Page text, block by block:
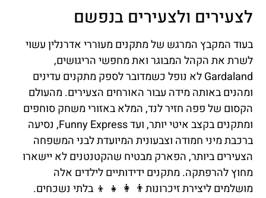
לצעירים ולצעירים בנפשם
בעוד המקבץ המרגש של מתקנים מעוררי אדרנלין עשוי
לשרת את הקהל המבוגר ואת מחפשי הריגושים,
Gardaland לא נופל כשמדובר לספק מתקנים עדינים
ומהנים באותה מידה עבור האורחים הצעירים. מהעולם
הקסום של פפה חזיר לנד, המלא באזורי משחק סוחפים
ומתקנים בקצב איטי יותר, ועד Funny Express, נסיעה
ברכבת מיני חמודה וצבעונית המיועדת לבני המשפחה
הצעירים ביותר, הפארק מבטיח שהקטנטנים לא יישארו
מחוץ להרפתקה. מתקנים ידידותיים לילדים אלה
מושלמים ליצירת זיכרונות👨 👩 👧 👦 בלתי נשכחים.